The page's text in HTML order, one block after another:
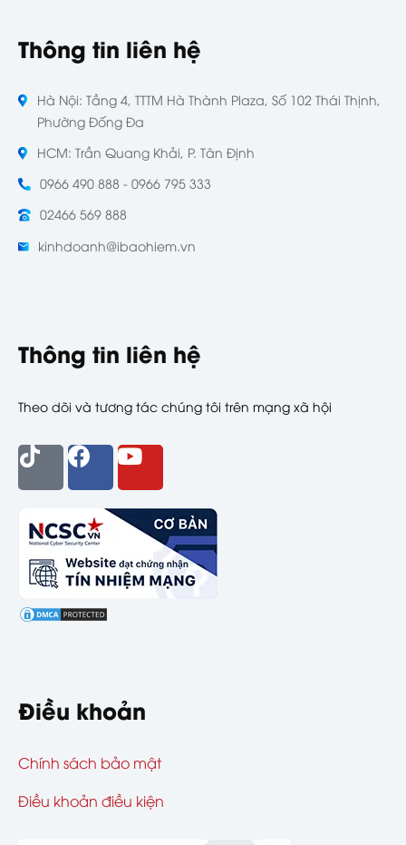
Thông tin liên hệ
Hà Nội: Tầng 4, TTTM Hà Thành Plaza, Số 102 Thái Thịnh,
Phường Đống Đa
HCM: Trần Quang Khải, P. Tân Định
0966 490 888 - 0966 795 333
02466 569 888
kinhdoanh@ibaohiem.vn
Thông tin liên hệ
Theo dõi và tương tác chúng tôi trên mạng xã hội
Điều khoản
Chính sách bảo mật
Điều khoản điều kiện